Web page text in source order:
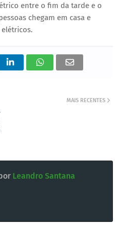
entre o fim da tarde e o
chegam em casa e
MAIS RECENTES
Leandro Santana